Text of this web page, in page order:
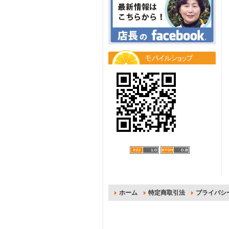
ホーム 特定商取引法 プライバシ